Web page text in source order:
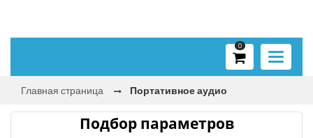
Toggle
0
Главная страница Портативное аудио
Подбор параметров